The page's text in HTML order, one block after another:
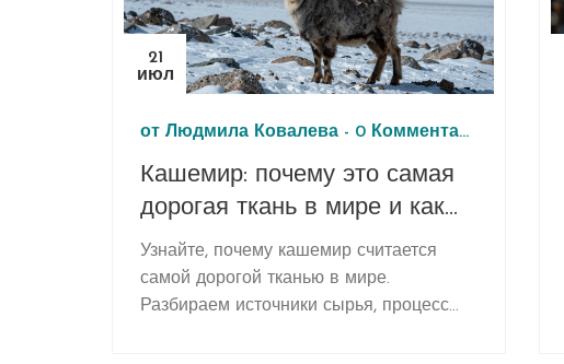
21
июл
от Людмила Ковалева - 0 Комментарии
Кашемир: почему это самая
дорогая ткань в мире и как
ее выбрать
Узнайте, почему кашемир считается
самой дорогой тканью в мире.
Разбираем источники сырья, процесс